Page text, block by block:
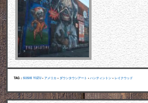
TAG : SUSHI YUZU • アメリカ • ダウンタウンアート • ハンティントン • レイクウッド